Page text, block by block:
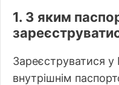
1. З яким
Зареєструватися
внутрішнім